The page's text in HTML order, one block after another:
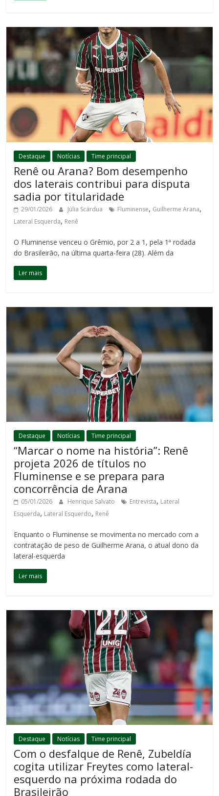
Destaque Notícias Time principal
Renê ou Arana? Bom desempenho
dos laterais contribui para disputa
sadia por titularidade
29/01/2026 Júlia Scárdua Fluminense, Guilherme Arana,
Lateral Esquerda, Renê
O Fluminense venceu o Grêmio, por 2 a 1, pela 1ª rodada
do Brasileirão, na última quarta-feira (28). Além da
Ler mais
Destaque Notícias Time principal
“Marcar o nome na história”: Renê
projeta 2026 de títulos no
Fluminense e se prepara para
concorrência de Arana
05/01/2026 Henrique Salvato Entrevista, Lateral
Esquerda, Lateral Esquerdo, Renê
Enquanto o Fluminense se movimenta no mercado com a
contratação de peso de Guilherme Arana, o atual dono da
lateral-esquerda
Ler mais
Destaque Notícias Time principal
Com o desfalque de Renê, Zubeldía
cogita utilizar Freytes como lateral-
esquerdo na próxima rodada do
Brasileirão